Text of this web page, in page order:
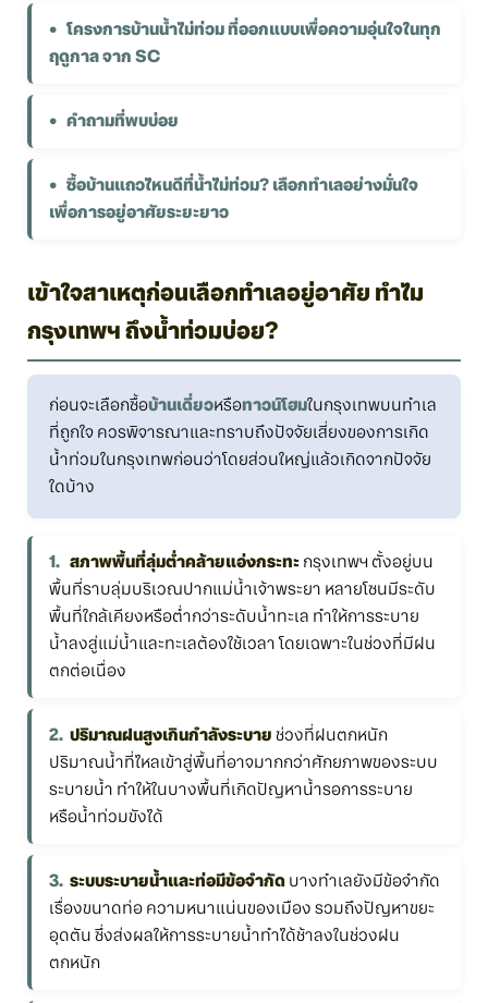
โครงการบ้านน้ำไม่ท่วม ที่ออกแบบเพื่อความอุ่นใจในทุก
ฤดูกาล จาก SC
คำถามที่พบบ่อย
ซื้อบ้านแถวไหนดีที่น้ำไม่ท่วม? เลือกทำเลอย่างมั่นใจ
เพื่อการอยู่อาศัยระยะยาว
เข้าใจสาเหตุก่อนเลือกทำเลอยู่อาศัย ทำไม
กรุงเทพฯ ถึงน้ำท่วมบ่อย?
ก่อนจะเลือกซื้อบ้านเดี่ยวหรือทาวน์โฮมในกรุงเทพบนทำเล
ที่ถูกใจ ควรพิจารณาและทราบถึงปัจจัยเสี่ยงของการเกิด
น้ำท่วมในกรุงเทพก่อนว่าโดยส่วนใหญ่แล้วเกิดจากปัจจัย
ใดบ้าง
สภาพพื้นที่ลุ่มต่ำคล้ายแอ่งกระทะ กรุงเทพฯ ตั้งอยู่บน
พื้นที่ราบลุ่มบริเวณปากแม่น้ำเจ้าพระยา หลายโซนมีระดับ
พื้นที่ใกล้เคียงหรือต่ำกว่าระดับน้ำทะเล ทำให้การระบาย
น้ำลงสู่แม่น้ำและทะเลต้องใช้เวลา โดยเฉพาะในช่วงที่มีฝน
ตกต่อเนื่อง
ปริมาณฝนสูงเกินกำลังระบาย ช่วงที่ฝนตกหนัก
ปริมาณน้ำที่ไหลเข้าสู่พื้นที่อาจมากกว่าศักยภาพของระบบ
ระบายน้ำ ทำให้ในบางพื้นที่เกิดปัญหาน้ำรอการระบาย
หรือน้ำท่วมขังได้
ระบบระบายน้ำและท่อมีข้อจำกัด บางทำเลยังมีข้อจำกัด
เรื่องขนาดท่อ ความหนาแน่นของเมือง รวมถึงปัญหาขยะ
อุดตัน ซึ่งส่งผลให้การระบายน้ำทำได้ช้าลงในช่วงฝน
ตกหนัก